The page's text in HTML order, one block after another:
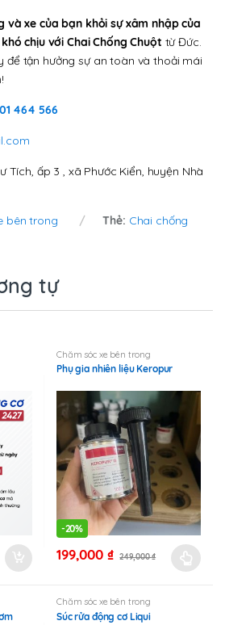
và xe của bạn khỏi sự xâm nhập của
chịu với Chai Chống Chuột từ Đức.
tận hưởng sự an toàn và thoải mái
464 566
ấp 3 , xã Phước Kiển, huyện Nhà
bên trong Thẻ: Chai chống
tự
Chăm sóc xe bên trong
Phụ gia nhiên liệu Keropur
-20%
199,000 ₫ 249,000₫
này
có
Chăm sóc xe bên trong
Súc rửa động cơ Liqui